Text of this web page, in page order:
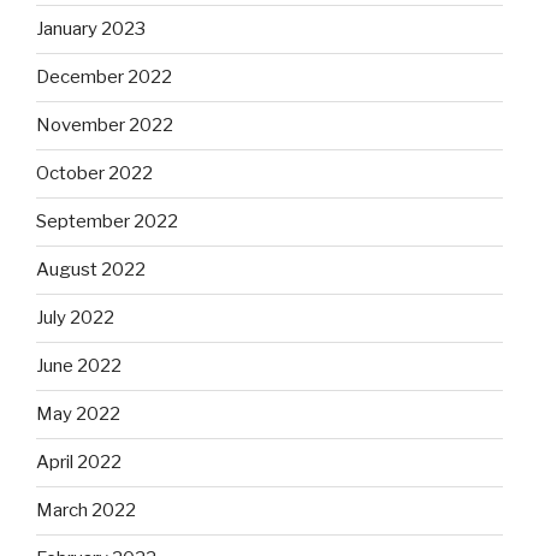
January 2023
December 2022
November 2022
October 2022
September 2022
August 2022
July 2022
June 2022
May 2022
April 2022
March 2022